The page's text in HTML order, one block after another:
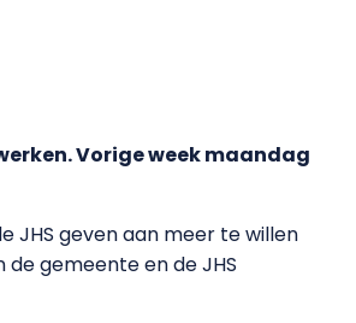
Vorige week maandag
JHS geven aan meer te willen
gemeente en de JHS